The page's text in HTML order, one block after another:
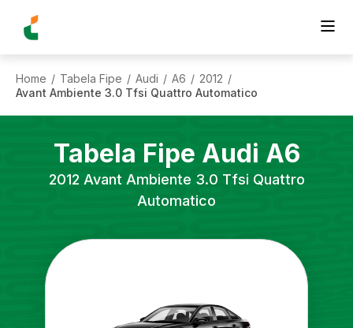
Home / Tabela Fipe / Audi / A6 / 2012 /
Avant Ambiente 3.0 Tfsi Quattro Automatico
Tabela Fipe Audi A6
2012 Avant Ambiente 3.0 Tfsi Quattro
Automatico